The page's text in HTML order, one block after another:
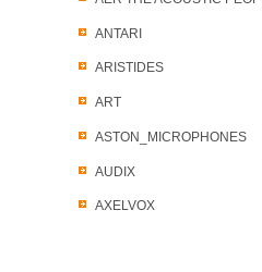
ANTARI
ARISTIDES
ART
ASTON_MICROPHONES
AUDIX
AXELVOX